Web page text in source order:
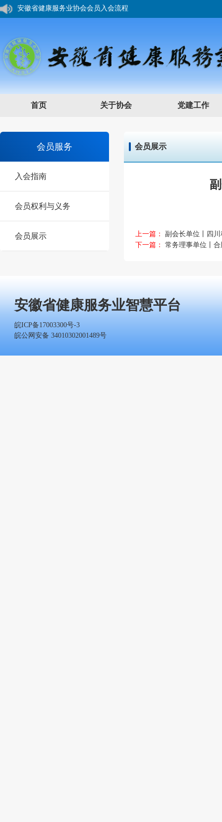
首页 关于协会 党建工作
会员服务
入会指南
会员权利与义务
会员展示
会员展示
上一篇： 副会长单位丨四
下一篇： 常务理事单位丨
安徽省健康服务业智慧平台
皖ICP备17003300号-3
皖公网安备 34010302001489号